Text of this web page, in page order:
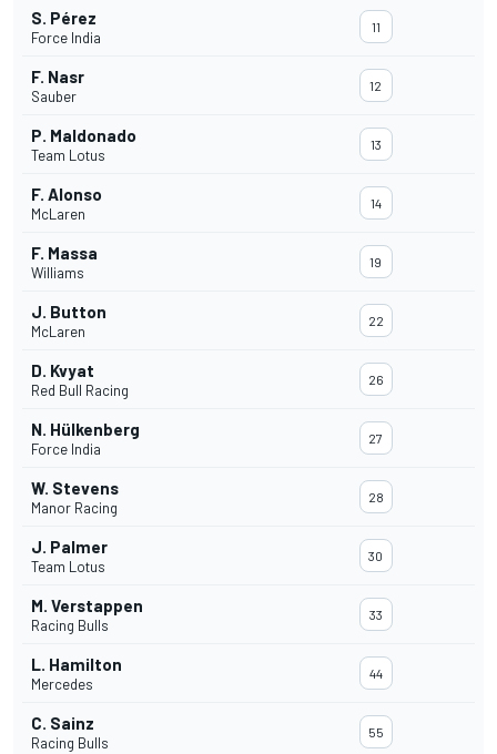
S. Pérez
Force India
11
F. Nasr
Sauber
12
P. Maldonado
Team Lotus
13
F. Alonso
McLaren
14
F. Massa
Williams
19
J. Button
McLaren
22
D. Kvyat
Red Bull Racing
26
N. Hülkenberg
Force India
27
W. Stevens
Manor Racing
28
J. Palmer
Team Lotus
30
M. Verstappen
Racing Bulls
33
L. Hamilton
Mercedes
44
C. Sainz
Racing Bulls
55